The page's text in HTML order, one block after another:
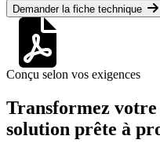
Demander la fiche technique
Conçu selon vos exigences
Transformez votre
solution prête à